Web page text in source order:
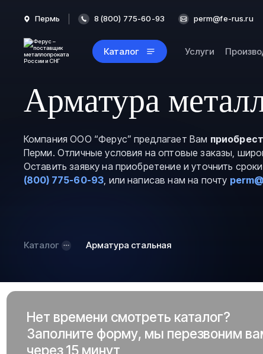
Пермь 8 (800) 775-60-93 perm@fe-rus.ru
Каталог Услуги
Арматура
Компания ООО “Ферус” предлагает Вам
Перми. Отличные условия на оптовые заказы,
Оставить заявку на приобретение и уточнить
(800) 775-60-93, или написав нам на почту
Каталог Арматура стальная
Нет времени смотреть каталог?
Заполните форму, мы перезвоним
через 15 минут